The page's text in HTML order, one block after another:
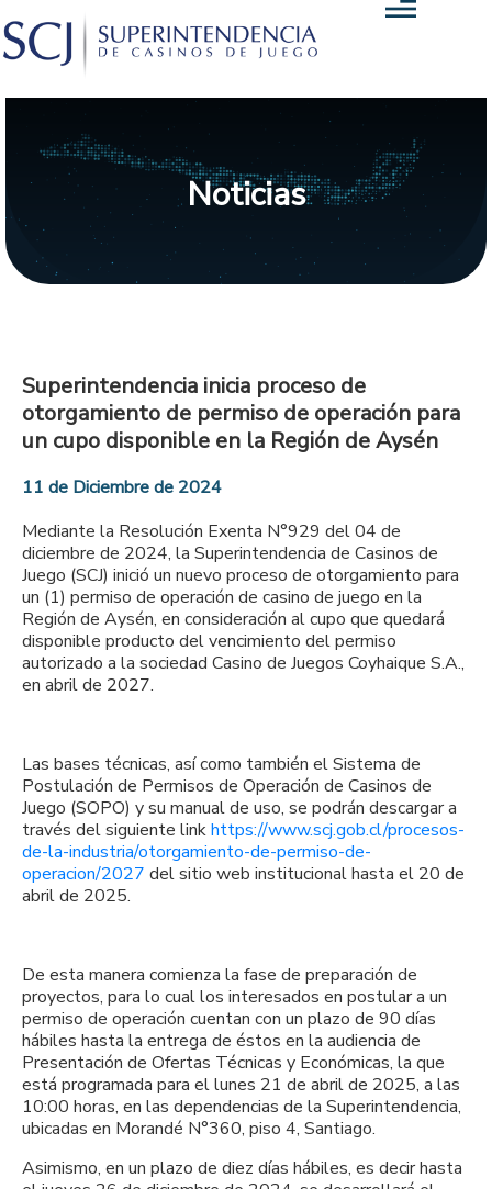
Noticias
Superintendencia inicia proceso de
otorgamiento de permiso de operación para
un cupo disponible en la Región de Aysén
11 de Diciembre de 2024
Mediante la Resolución Exenta N°929 del 04 de
diciembre de 2024, la Superintendencia de Casinos de
Juego (SCJ) inició un nuevo proceso de otorgamiento para
un (1) permiso de operación de casino de juego en la
Región de Aysén, en consideración al cupo que quedará
disponible producto del vencimiento del permiso
autorizado a la sociedad Casino de Juegos Coyhaique S.A.,
en abril de 2027.
Las bases técnicas, así como también el Sistema de
Postulación de Permisos de Operación de Casinos de
Juego (SOPO) y su manual de uso, se podrán descargar a
través del siguiente linkhttps://www.scj.gob.cl/procesos-
de-la-industria/otorgamiento-de-permiso-de-
operacion/2027 del sitio web institucional hasta el 20 de
abril de 2025.
De esta manera comienza la fase de preparación de
proyectos, para lo cual los interesados en postular a un
permiso de operación cuentan con un plazo de 90 días
hábiles hasta la entrega de éstos en la audiencia de
Presentación de Ofertas Técnicas y Económicas, la que
está programada para el lunes 21 de abril de 2025, a las
10:00 horas, en las dependencias de la Superintendencia,
ubicadas en Morandé N°360, piso 4, Santiago.
Asimismo, en un plazo de diez días hábiles, es decir hasta